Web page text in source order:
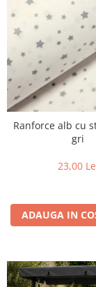
Ranforce alb cu
gri
23,00
ADAUGA IN